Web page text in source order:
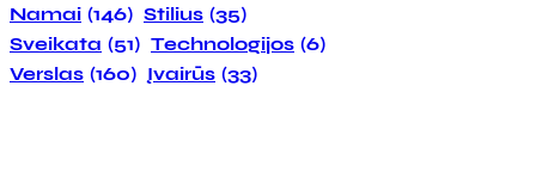
Namai (146) Stilius (35)
Sveikata (51) Technologijos (6)
Verslas (160) Įvairūs (33)